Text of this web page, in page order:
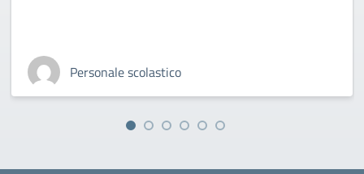
Personale scolastico